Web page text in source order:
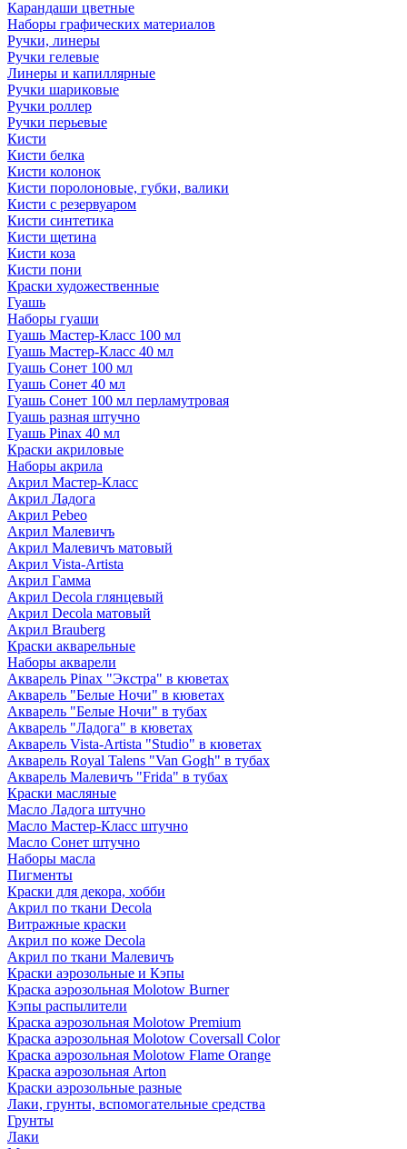
Карандаши цветные
Наборы графических материалов
Ручки, линеры
Ручки гелевые
Линеры и капиллярные
Ручки шариковые
Ручки роллер
Ручки перьевые
Кисти
Кисти белка
Кисти колонок
Кисти поролоновые, губки, валики
Кисти с резервуаром
Кисти синтетика
Кисти щетина
Кисти коза
Кисти пони
Краски художественные
Гуашь
Наборы гуаши
Гуашь Мастер-Класс 100 мл
Гуашь Мастер-Класс 40 мл
Гуашь Сонет 100 мл
Гуашь Сонет 40 мл
Гуашь Сонет 100 мл перламутровая
Гуашь разная штучно
Гуашь Pinax 40 мл
Краски акриловые
Наборы акрила
Акрил Мастер-Класс
Акрил Ладога
Акрил Pebeo
Акрил Малевичъ
Акрил Малевичъ матовый
Акрил Vista-Artista
Акрил Гамма
Акрил Decola глянцевый
Акрил Decola матовый
Акрил Brauberg
Краски акварельные
Наборы акварели
Акварель Pinax "Экстра" в кюветах
Акварель "Белые Ночи" в кюветах
Акварель "Белые Ночи" в тубах
Акварель "Ладога" в кюветах
Акварель Vista-Artista "Studio" в кюветах
Акварель Royal Talens "Van Gogh" в тубах
Акварель Малевичъ "Frida" в тубах
Краски масляные
Масло Ладога штучно
Масло Мастер-Класс штучно
Масло Сонет штучно
Наборы масла
Пигменты
Краски для декора, хобби
Акрил по ткани Decola
Витражные краски
Акрил по коже Decola
Акрил по ткани Малевичъ
Краски аэрозольные и Кэпы
Краска аэрозольная Molotow Burner
Кэпы распылители
Краска аэрозольная Molotow Premium
Краска аэрозольная Molotow Coversall Color
Краска аэрозольная Molotow Flame Orange
Краска аэрозольная Arton
Краски аэрозольные разные
Лаки, грунты, вспомогательные средства
Грунты
Лаки